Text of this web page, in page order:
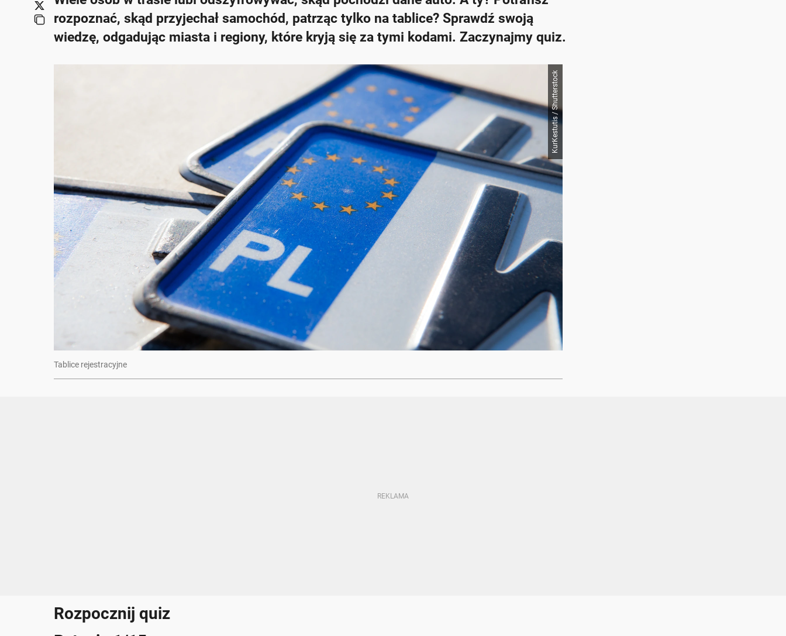
rozpoznać, skąd przyjechał samochód, patrząc tylko na tablice? Sprawdź swoją
wiedzę, odgadując miasta i regiony, które kryją się za tymi kodami. Zaczynajmy quiz.
KurKestutis / Shutterstock
Tablice rejestracyjne
Rozpocznij quiz